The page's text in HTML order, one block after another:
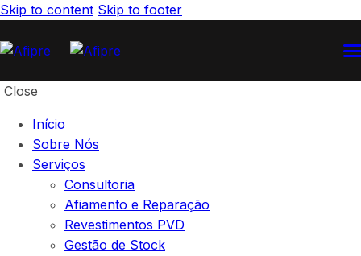
Skip to content Skip to footer
Close
Início
Sobre Nós
Serviços
Consultoria
Afiamento e Reparação
Revestimentos PVD
Gestão de Stock